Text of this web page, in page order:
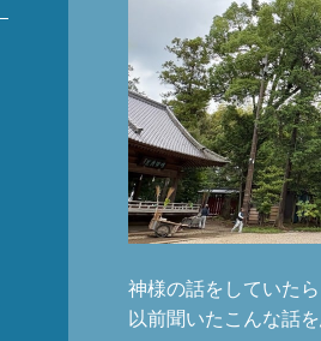
神様の話をしていたら
以前聞いたこんな話を